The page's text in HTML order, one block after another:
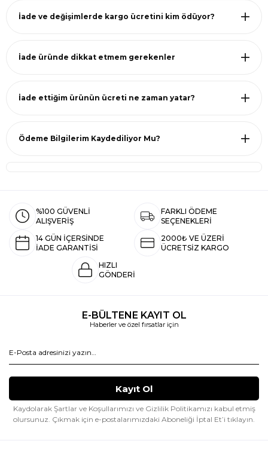
İade ve değişimlerde kargo ücretini kim ödüyor?
İade üründe dikkat etmem gerekenler
İade ettiğim ürünün ücreti ne zaman yatar?
Ödeme Bilgilerim Kaydediliyor Mu?
%100 GÜVENLİ
ALIŞVERİŞ
FARKLI ÖDEME
SEÇENEKLERİ
14 GÜN İÇERSİNDE
İADE GARANTİSİ
2000₺ VE ÜZERİ
ÜCRETSİZ KARGO
HIZLI
GÖNDERİ
E-BÜLTENE KAYIT OL
Haberler ve özel fırsatlar için
Kaydolarak Şartlar ve Koşullarımızı ve Gizlilik Politikamızı kabul etmiş
olursunuz. Çıkmak için e-postalarımızdaki Aboneliği İptal Et’i tıklayın.